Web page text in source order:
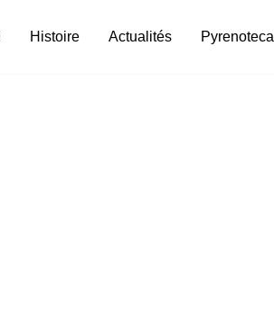
Histoire Actualités Pyrenoteca